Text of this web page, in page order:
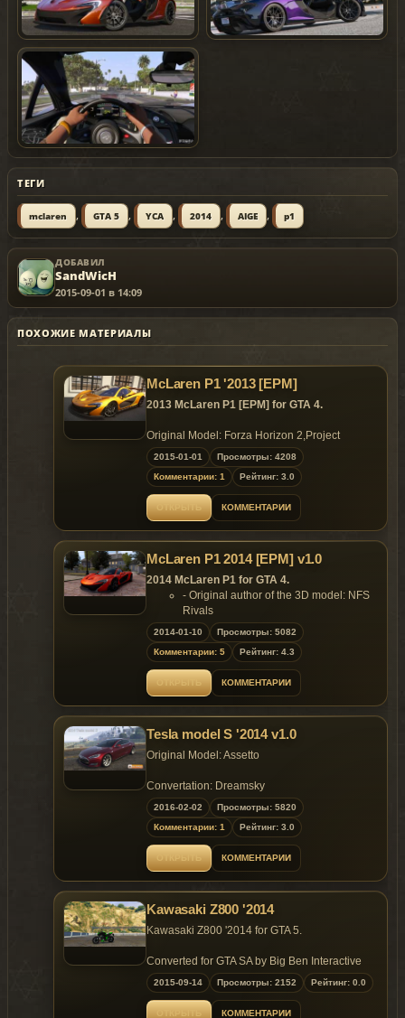
ТЕГИ
mclaren , GTA 5 , YCA , 2014 , AIGE , p1
ДОБАВИЛ
SandWicH
2015-09-01 в 14:09
ПОХОЖИЕ МАТЕРИАЛЫ
McLaren P1 '2013 [EPM]
2013 McLaren P1 [EPM] for GTA 4.
Original Model: Forza Horizon 2,Project
C.A.R.S.,AIGE
Edit and Transform: AIGE
Rendering: AIGE
Screenshot: Vsoreny
Painting: AIGE
Bear,Vsoreny,Peerless,Peas,Knoxville,Martin_xpl
Thank: YSS323，Dr_CHANI.
Data: つ 1840〃
MOD Feature:
---Support Paintjob
---Random Parts
---3 alternative data
File Size:
---Wft:5.48 MB
---Wtd:1.13 MB
---Template:845 KB
This car support EPM. You need to download
the latest EPM plug-ins.
Replaces: Any 2-door Car
2015-01-01
Просмотры: 4208
Комментарии: 1
Рейтинг: 3.0
КОММЕНТАРИИ
McLaren P1 2014 [EPM] v1.0
2014 McLaren P1 for GTA 4.
- Original author of the 3D model: NFS
Rivals
- Converted to GTA4 by: smokey
- Author Email: smokey8808@live.de
- Tires, plates & epm by: outsid3r4
- Settings by: rob.zombie
Features:
game;
- 3 blank slots + 1 optional carbon fiber
mirror textures included, enable or
- Refer to included template.bmp to
create your own paintjob and replace
any of the sign textures.
- The spoiler is prepared to work with
Threepwood's EPM Script;
- Extra:
- Extra 1: NY plate;
- Feel free to create your own "extra",
"extra_nrm" and "extra_spec" textures
to replace the textures given in the wtd
- The car is painted in three
colors:
- Color 1: body color;
- Color 2: brake caliper color;
2014-01-10
Просмотры: 5082
Комментарии: 5
Рейтинг: 4.3
КОММЕНТАРИИ
Tesla model S '2014 v1.0
Original Model: Assetto
Convertation: Dreamsky
Features:
-HQ Exterior
-HQ interior,Perfect door frame detail
-Color2:hub
-Color4:interior
-The dashboard display of songs
Production time: 35 days
BOLG：http://mengxiangnan.blog.163.com
2016-02-02
Просмотры: 5820
Комментарии: 1
Рейтинг: 3.0
КОММЕНТАРИИ
Kawasaki Z800 '2014
Kawasaki Z800 '2014 for GTA 5.
Converted for GTA SA by Big Ben Interactive
Hi guys,
2015-09-14 Просмотры: 2152 Рейтинг: 0.0
КОММЕНТАРИИ